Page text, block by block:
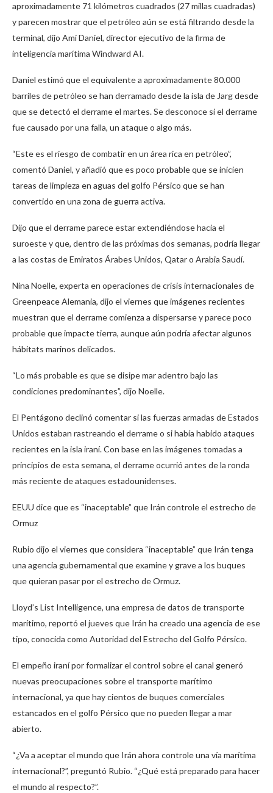
aproximadamente 71 kilómetros cuadrados (27 millas cuadradas)
y parecen mostrar que el petróleo aún se está filtrando desde la
terminal, dijo Ami Daniel, director ejecutivo de la firma de
inteligencia marítima Windward AI.
Daniel estimó que el equivalente a aproximadamente 80.000
barriles de petróleo se han derramado desde la isla de Jarg desde
que se detectó el derrame el martes. Se desconoce si el derrame
fue causado por una falla, un ataque o algo más.
“Este es el riesgo de combatir en un área rica en petróleo”,
comentó Daniel, y añadió que es poco probable que se inicien
tareas de limpieza en aguas del golfo Pérsico que se han
convertido en una zona de guerra activa.
Dijo que el derrame parece estar extendiéndose hacia el
suroeste y que, dentro de las próximas dos semanas, podría llegar
a las costas de Emiratos Árabes Unidos, Qatar o Arabia Saudí.
Nina Noelle, experta en operaciones de crisis internacionales de
Greenpeace Alemania, dijo el viernes que imágenes recientes
muestran que el derrame comienza a dispersarse y parece poco
probable que impacte tierra, aunque aún podría afectar algunos
hábitats marinos delicados.
“Lo más probable es que se disipe mar adentro bajo las
condiciones predominantes”, dijo Noelle.
El Pentágono declinó comentar si las fuerzas armadas de Estados
Unidos estaban rastreando el derrame o si había habido ataques
recientes en la isla iraní. Con base en las imágenes tomadas a
principios de esta semana, el derrame ocurrió antes de la ronda
más reciente de ataques estadounidenses.
EEUU dice que es “inaceptable” que Irán controle el estrecho de
Ormuz
Rubio dijo el viernes que considera “inaceptable” que Irán tenga
una agencia gubernamental que examine y grave a los buques
que quieran pasar por el estrecho de Ormuz.
Lloyd’s List Intelligence, una empresa de datos de transporte
marítimo, reportó el jueves que Irán ha creado una agencia de ese
tipo, conocida como Autoridad del Estrecho del Golfo Pérsico.
El empeño iraní por formalizar el control sobre el canal generó
nuevas preocupaciones sobre el transporte marítimo
internacional, ya que hay cientos de buques comerciales
estancados en el golfo Pérsico que no pueden llegar a mar
abierto.
“¿Va a aceptar el mundo que Irán ahora controle una vía marítima
internacional?”, preguntó Rubio. “¿Qué está preparado para hacer
el mundo al respecto?”.